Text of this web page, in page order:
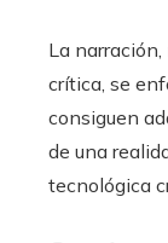
La
crítica, se
consiguen
de una
tecnológica